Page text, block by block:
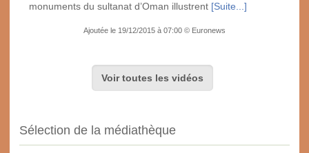
monuments du sultanat d’Oman illustrent [Suite...]
Ajoutée le 19/12/2015 à 07:00 © Euronews
Voir toutes les vidéos
Sélection de la médiathèque